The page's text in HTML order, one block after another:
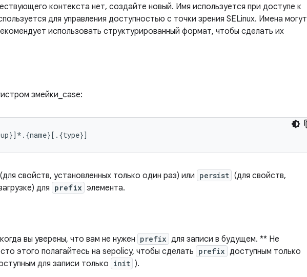
контекста нет, создайте новый. Имя используется при доступе к
для управления доступностью с точки зрения SELinux. Имена могут
использовать структурированный формат, чтобы сделать их
змейки_case:
}]*.{name}[.{type}]
(для свойств, установленных только один раз) или persist (для свойств,
для prefix элемента.
вы уверены, что вам не нужен prefix для записи в будущем. ** Не
этого полагайтесь на sepolicy, чтобы сделать prefix доступным только
для записи только init ).